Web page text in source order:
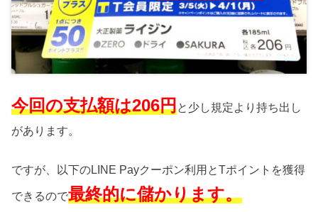
今回の支払額は206円と少し規定より持ち出し
があります。
ですが、以下のLINE Payクーポン利用とTポイントを獲得
できるので最終的に儲かります。